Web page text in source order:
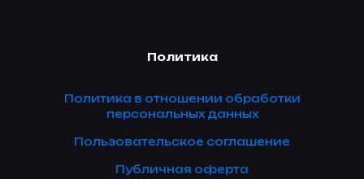
Политика
Политика в отношении обработки
персональных данных
Пользовательское соглашение
Публичная оферта